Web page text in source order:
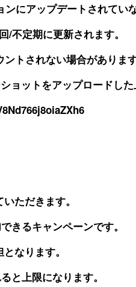
にアップデートされてい
/不定期に更新されます。
トされない場合があります
ョットをアップロードし
ただきます。
きるキャンペーンです。
なります。
と上限になります。